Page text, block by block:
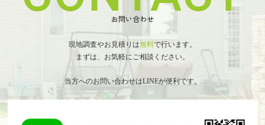
お問い合わせ
現地調査やお見積りは無料で行います。
まずは、お気軽にご相談ください。
当方へのお問い合わせはLINEが便利です。